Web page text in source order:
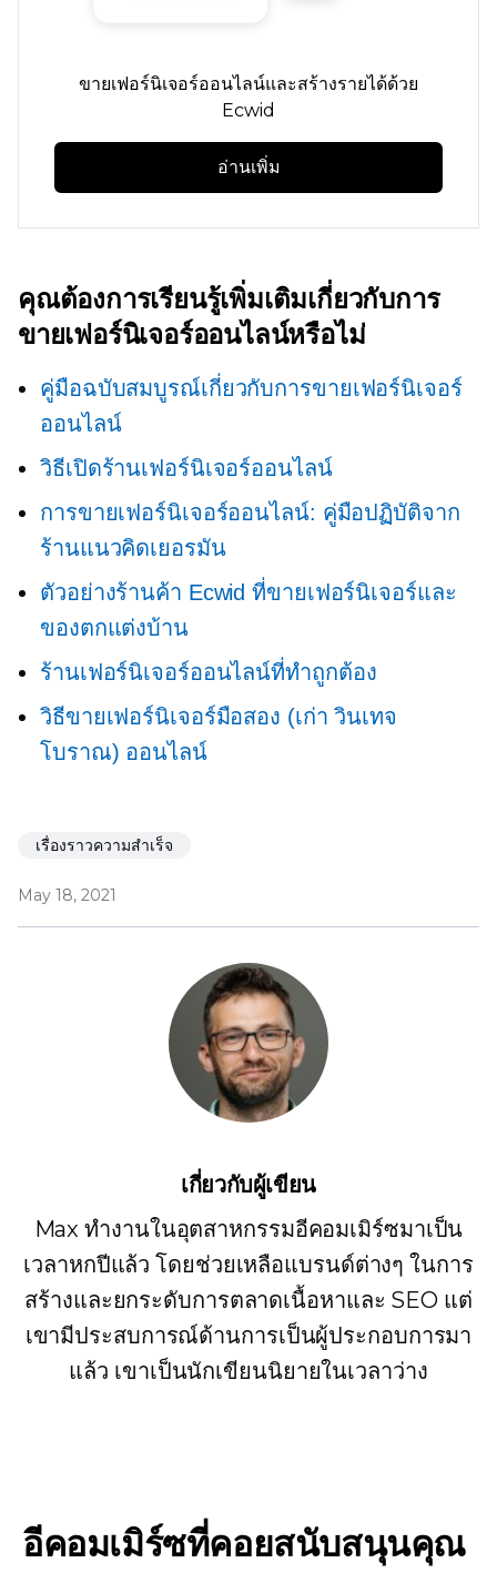
ขายเฟอร์นิเจอร์ออนไลน์และสร้างรายได้ด้วย
Ecwid
อ่านเพิ่ม
คุณต้องการเรียนรู้เพิ่มเติมเกี่ยวกับการ
ขายเฟอร์นิเจอร์ออนไลน์หรือไม่
คู่มือฉบับสมบูรณ์เกี่ยวกับการขายเฟอร์นิเจอร์
ออนไลน์
วิธีเปิดร้านเฟอร์นิเจอร์ออนไลน์
การขายเฟอร์นิเจอร์ออนไลน์: คู่มือปฏิบัติจาก
ร้านแนวคิดเยอรมัน
ตัวอย่างร้านค้า Ecwid ที่ขายเฟอร์นิเจอร์และ
ของตกแต่งบ้าน
ร้านเฟอร์นิเจอร์ออนไลน์ที่ทำถูกต้อง
วิธีขายเฟอร์นิเจอร์มือสอง (เก่า วินเทจ
โบราณ) ออนไลน์
เรื่องราวความสำเร็จ
May 18, 2021
เกี่ยวกับผู้เขียน
Max ทำงานในอุตสาหกรรมอีคอมเมิร์ซมาเป็น
เวลาหกปีแล้ว โดยช่วยเหลือแบรนด์ต่างๆ ในการ
สร้างและยกระดับการตลาดเนื้อหาและ SEO แต่
เขามีประสบการณ์ด้านการเป็นผู้ประกอบการมา
แล้ว เขาเป็นนักเขียนนิยายในเวลาว่าง
อีคอมเมิร์ซที่คอยสนับสนุนคุณ